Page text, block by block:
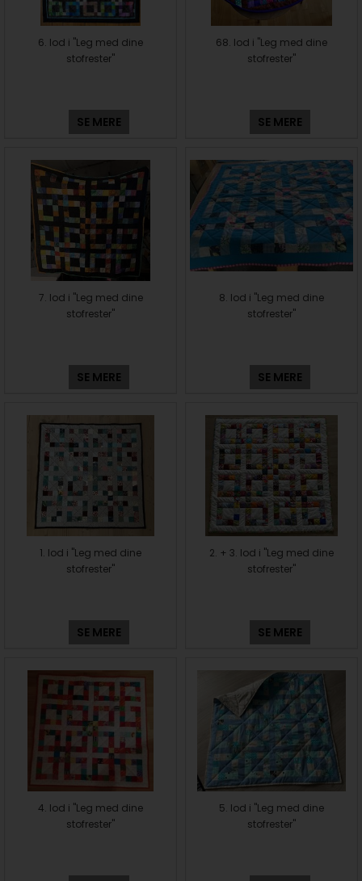
6. lod i "Leg med dine
stofrester"
SE MERE
68. lod i "Leg med dine
stofrester"
SE MERE
7. lod i "Leg med dine
stofrester"
SE MERE
8. lod i "Leg med dine
stofrester"
SE MERE
1. lod i "Leg med dine
stofrester"
SE MERE
2. + 3. lod i "Leg med dine
stofrester"
SE MERE
4. lod i "Leg med dine
stofrester"
5. lod i "Leg med dine
stofrester"